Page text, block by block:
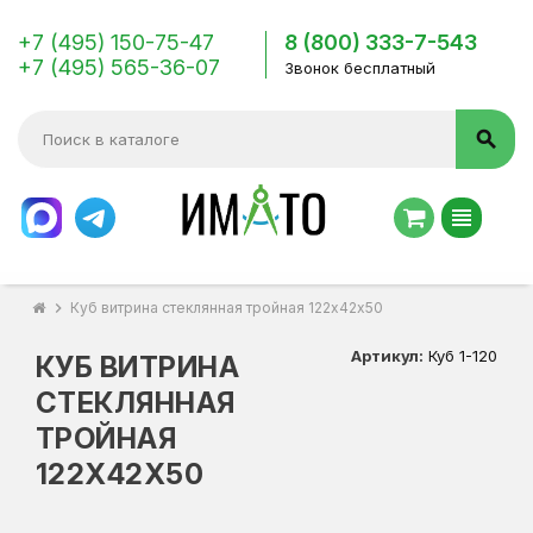
+7 (495) 150-75-47
+7 (495) 565-36-07
8 (800) 333-7-543
Звонок бесплатный
search
view_headline
chevron_right Куб витрина стеклянная тройная 122х42х50
КУБ ВИТРИНА
СТЕКЛЯННАЯ
ТРОЙНАЯ
122Х42Х50
Артикул: Куб 1-120